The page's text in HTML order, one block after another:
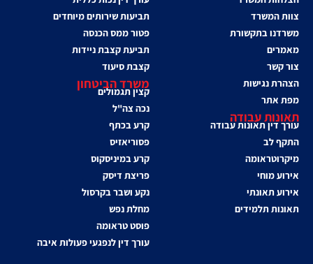
צוות המשרד
משרדנו בתקשורת
מאמרים
צור קשר
הצהרת נגישות
מפת אתר
תאונות עבודה
עורך דין תאונות עבודה
התקף לב
מיקרוטראומה
אירוע מוחי
אירוע תאונתי
תאונות תלמידים
תביעות שירותים מיוחדים
פטור ממס הכנסה
תביעת קצבת ניידות
קצבת סיעוד
משרד הביטחון
קצין תגמולים
נכה צה"ל
קרע בכתף
פסוריאזיס
קרע במיניסקוס
פריצת דיסק
נקע ושבר בקרסול
מחלת נפש
פוסט טראומה
עורך דין לנפגעי פעולות איבה